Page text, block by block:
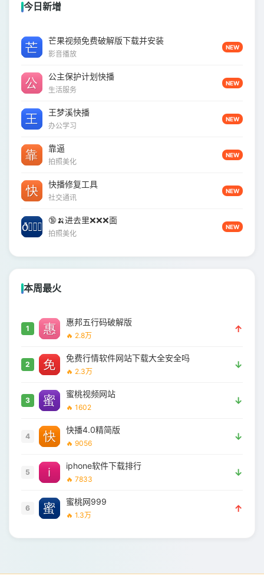
今日新增
芒果视频免费破解版下载并安装
影音播放
NEW
公主保护计划快播
生活服务
NEW
王梦溪快播
办公学习
NEW
靠逼
拍照美化
NEW
快播修复工具
社交通讯
NEW
🔞🍌进去里❌❌❌面
拍照美化
NEW
本周最火
1
惠邦五行码破解版
🔥 2.8万
↑
2
免费行情软件网站下载大全安全吗
🔥 2.3万
↓
3
蜜桃视频网站
🔥 1602
↓
4
快播4.0精简版
🔥 9056
↓
5
iphone软件下载排行
🔥 7833
↓
6
蜜桃网999
🔥 1.3万
↑